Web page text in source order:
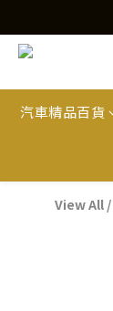
汽車精品百貨
View All /